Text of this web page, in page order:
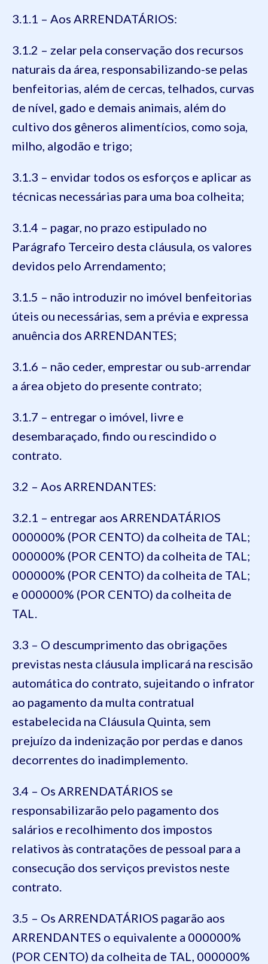
3.1.1 – Aos ARRENDATÁRIOS:
3.1.2 – zelar pela conservação dos recursos
naturais da área, responsabilizando-se pelas
benfeitorias, além de cercas, telhados, curvas
de nível, gado e demais animais, além do
cultivo dos gêneros alimentícios, como soja,
milho, algodão e trigo;
3.1.3 – envidar todos os esforços e aplicar as
técnicas necessárias para uma boa colheita;
3.1.4 – pagar, no prazo estipulado no
Parágrafo Terceiro desta cláusula, os valores
devidos pelo Arrendamento;
3.1.5 – não introduzir no imóvel benfeitorias
úteis ou necessárias, sem a prévia e expressa
anuência dos ARRENDANTES;
3.1.6 – não ceder, emprestar ou sub-arrendar
a área objeto do presente contrato;
3.1.7 – entregar o imóvel, livre e
desembaraçado, findo ou rescindido o
contrato.
3.2 – Aos ARRENDANTES:
3.2.1 – entregar aos ARRENDATÁRIOS
000000% (POR CENTO) da colheita de TAL;
000000% (POR CENTO) da colheita de TAL;
000000% (POR CENTO) da colheita de TAL;
e 000000% (POR CENTO) da colheita de
TAL.
3.3 – O descumprimento das obrigações
previstas nesta cláusula implicará na rescisão
automática do contrato, sujeitando o infrator
ao pagamento da multa contratual
estabelecida na Cláusula Quinta, sem
prejuízo da indenização por perdas e danos
decorrentes do inadimplemento.
3.4 – Os ARRENDATÁRIOS se
responsabilizarão pelo pagamento dos
salários e recolhimento dos impostos
relativos às contratações de pessoal para a
consecução dos serviços previstos neste
contrato.
3.5 – Os ARRENDATÁRIOS pagarão aos
ARRENDANTES o equivalente a 000000%
(POR CENTO) da colheita de TAL, 000000%